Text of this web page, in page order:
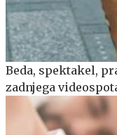
Beda, spektakel,
zadnjega